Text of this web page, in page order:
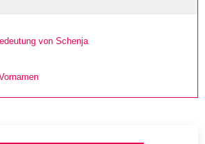
von Schenja